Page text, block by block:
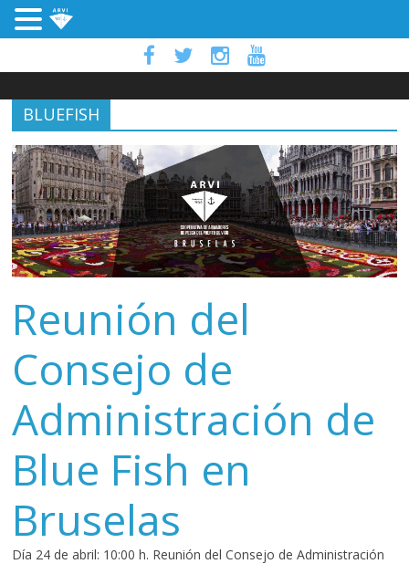
BLUEFISH
Reunión del
Consejo de
Administración de
Blue Fish en
Bruselas
Día 24 de abril: 10:00 h. Reunión del Consejo de Administración